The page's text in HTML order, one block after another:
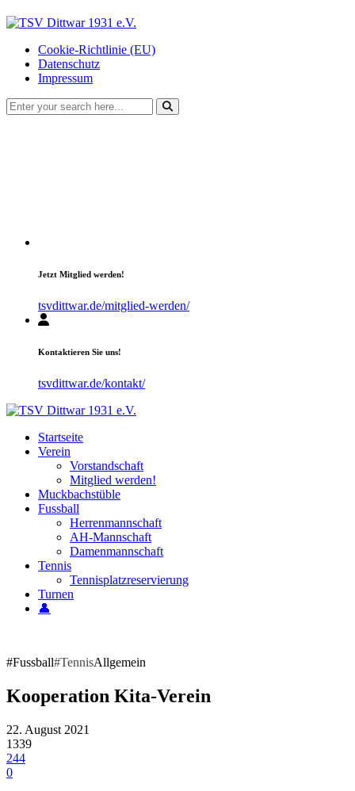
Cookie-Richtlinie (EU)
Datenschutz
Impressum
Jetzt Mitglied werden!
tsvdittwar.de/mitglied-werden/
Kontaktieren Sie uns!
tsvdittwar.de/kontakt/
Startseite
Verein
Vorstandschaft
Mitglied werden!
Muckbachstüble
Fussball
Herrenmannschaft
AH-Mannschaft
Damenmannschaft
Tennis
Tennisplatzreservierung
Turnen
👤
#Fussball#TennisAllgemein
Kooperation Kita-Verein
22. August 2021
1339
244
0